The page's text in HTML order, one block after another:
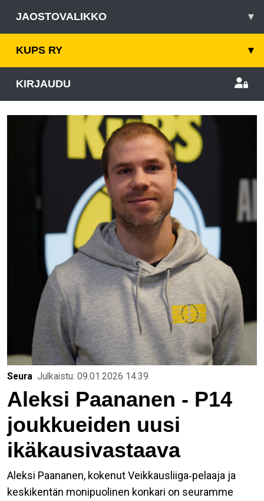
JAOSTOVALIKKO ▾
KUPS RY ▾
KIRJAUDU
Seura Julkaistu: 09.01.2026 14.39
Aleksi Paananen - P14
joukkueiden uusi
ikäkausivastaava
Aleksi Paananen, kokenut Veikkausliiga‑pelaaja ja
keskikentän monipuolinen konkari on seuramme